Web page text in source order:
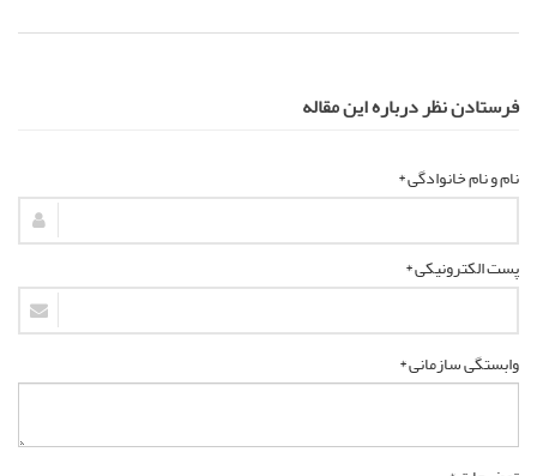
فرستادن نظر درباره این مقاله
نام و نام خانوادگی *
پست الکترونیکی *
وابستگی سازمانی *